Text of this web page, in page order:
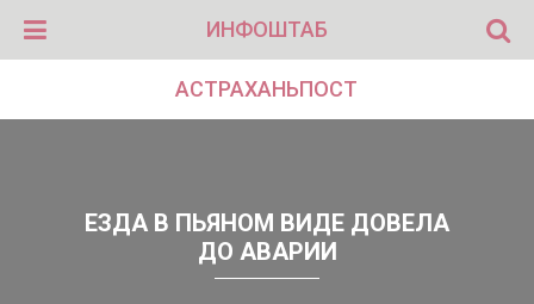
ИНФОШТАБ
АСТРАХАНЬПОСТ
ЕЗДА В ПЬЯНОМ ВИДЕ ДОВЕЛА
ДО АВАРИИ